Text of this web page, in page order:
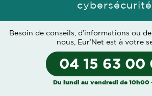
cybersécurité
Besoin de conseils, d’informations ou
nous, Eur’Net est à votre
04 15 63 00
Du lundi au vendredi de 10h00